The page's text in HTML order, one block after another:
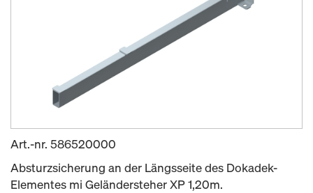
Art.-nr. 586520000
Absturzsicherung an der Längsseite des Dokadek-
Elementes mi Geländersteher XP 1,20m.